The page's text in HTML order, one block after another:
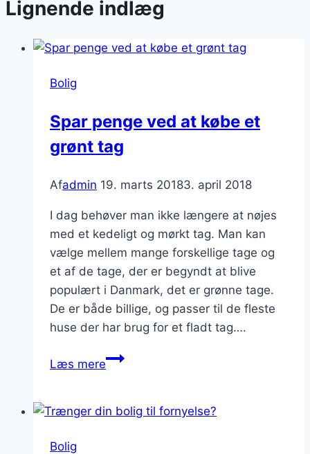
Lignende indlæg
Bolig
Spar penge ved at købe et
grønt tag
Afadmin 19. marts 20183. april 2018
I dag behøver man ikke længere at nøjes
med et kedeligt og mørkt tag. Man kan
vælge mellem mange forskellige tage og
et af de tage, der er begyndt at blive
populært i Danmark, det er grønne tage.
De er både billige, og passer til de fleste
huse der har brug for et fladt tag….
Læs mereSpar
at
Bolig